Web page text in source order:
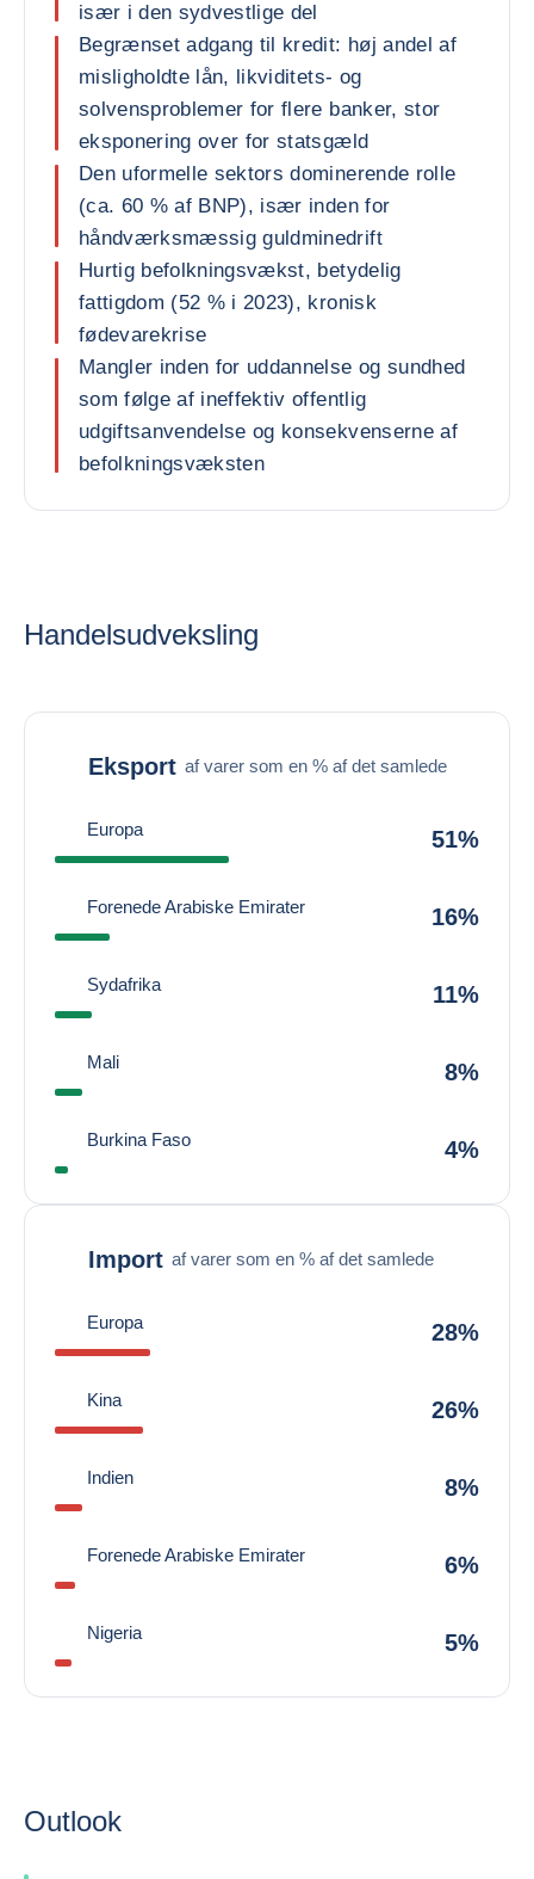
især i den sydvestlige del
Begrænset adgang til kredit: høj andel af
misligholdte lån, likviditets- og
solvensproblemer for flere banker, stor
eksponering over for statsgæld
Den uformelle sektors dominerende rolle
(ca. 60 % af BNP), især inden for
håndværksmæssig guldminedrift
Hurtig befolkningsvækst, betydelig
fattigdom (52 % i 2023), kronisk
fødevarekrise
Mangler inden for uddannelse og sundhed
som følge af ineffektiv offentlig
udgiftsanvendelse og konsekvenserne af
befolkningsvæksten
Handelsudveksling
Eksport af varer som en % af det samlede
Europa 51%
Forenede Arabiske Emirater 16%
Sydafrika 11%
Mali 8%
Burkina Faso 4%
Import af varer som en % af det samlede
Europa 28%
Kina 26%
Indien 8%
Forenede Arabiske Emirater 6%
Nigeria 5%
Outlook